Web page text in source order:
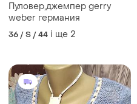
Пуловер,джемпер gerry
weber германия
36 / S / 44 і ще 2